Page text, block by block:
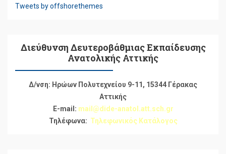
Tweets by offshorethemes
Διεύθυνση Δευτεροβάθμιας Εκπαίδευσης
Ανατολικής Αττικής
Δ/νση: Ηρώων Πολυτεχνείου 9-11, 15344 Γέρακας
Αττικής
E-mail: mail@dide-anatol.att.sch.gr
Τηλέφωνα: Τηλεφωνικός Κατάλογος